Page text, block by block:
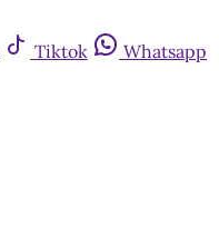
Tiktok
Whatsapp